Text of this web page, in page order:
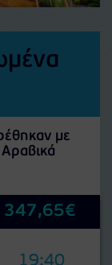
με
347,65€